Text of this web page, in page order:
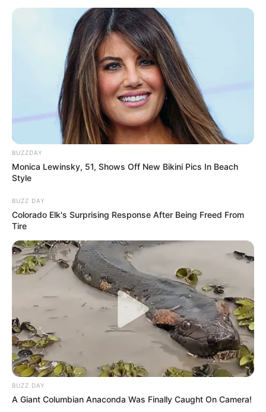
06/11/2011
Recomendados para você
10 Modelos de cartões para
o dia dos pais
Convite e lembrancinha
Como fazer um cartão para
aniversário 3D
Milho em feltro e tecido
para decoração de festa
BUZZDAY
Monica Lewinsky, 51, Shows Off New Bikini Pics In Beach
Style
BUZZ DAY
Colorado Elk's Surprising Response After Being Freed From
Tire
BUZZ DAY
A Giant Columbian Anaconda Was Finally Caught On Camera!